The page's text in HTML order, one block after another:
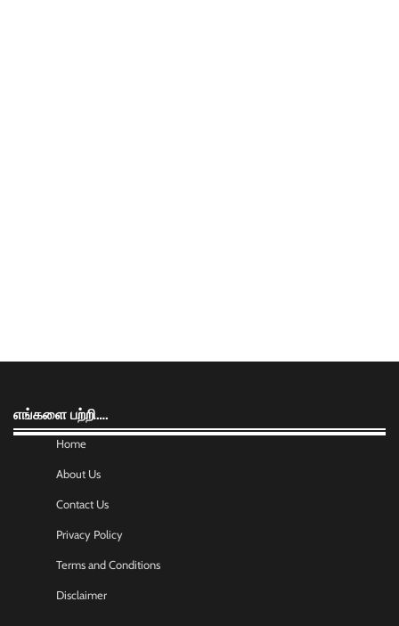
எங்களை பற்றி….
Home
About Us
Contact Us
Privacy Policy
Terms and Conditions
Disclaimer